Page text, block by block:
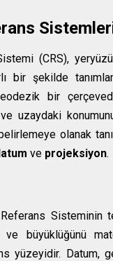
(CRS),
bir şekilde
bir
uzaydaki
olanak
ve projeksiyon.
Sisteminin
ve büyüklüğünü
yüzeyidir. Datum,